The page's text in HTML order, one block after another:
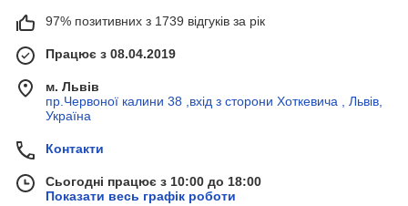
97% позитивних з 1739 відгуків за рік
Працює з 08.04.2019
м. Львів
пр.Червоної калини 38 ,вхід з сторони Хоткевича , Львів,
Україна
Контакти
Сьогодні працює з 10:00 до 18:00
Показати весь графік роботи